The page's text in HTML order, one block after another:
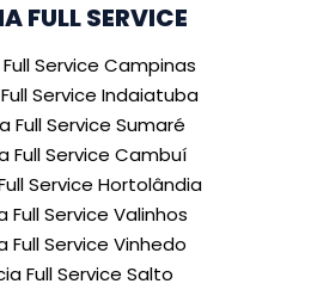
FULL SERVICE
Service Campinas
Service Indaiatuba
Full Service Sumaré
Full Service Cambuí
Service Hortolândia
Full Service Valinhos
Full Service Vinhedo
Full Service Salto